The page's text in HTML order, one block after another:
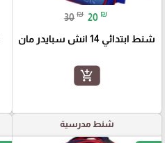
30 ₪ 20 ₪
شنط ابتدائي 14 انش سبايدر مان
add_shopping_cart
شنط مدرسية